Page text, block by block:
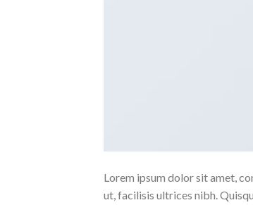
Lorem ipsum dolor sit amet,
ut, facilisis ultrices nibh.